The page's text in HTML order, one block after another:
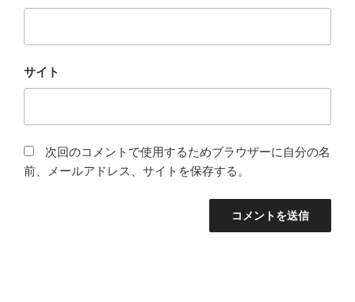
サイト
次回のコメントで使用するためブラウザーに自分の名
前、メールアドレス、サイトを保存する。